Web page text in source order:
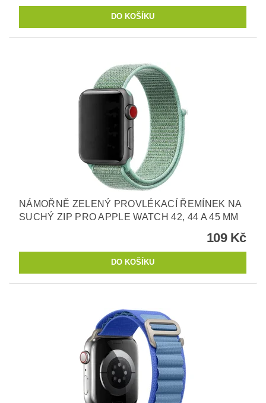
NÁMOŘNĚ ZELENÝ PROVLÉKACÍ ŘEMÍNEK NA
SUCHÝ ZIP PRO APPLE WATCH 42, 44 A 45 MM
109 Kč